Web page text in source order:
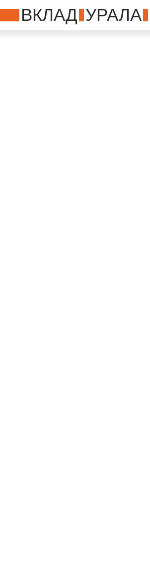
ВКЛАД УРАЛА